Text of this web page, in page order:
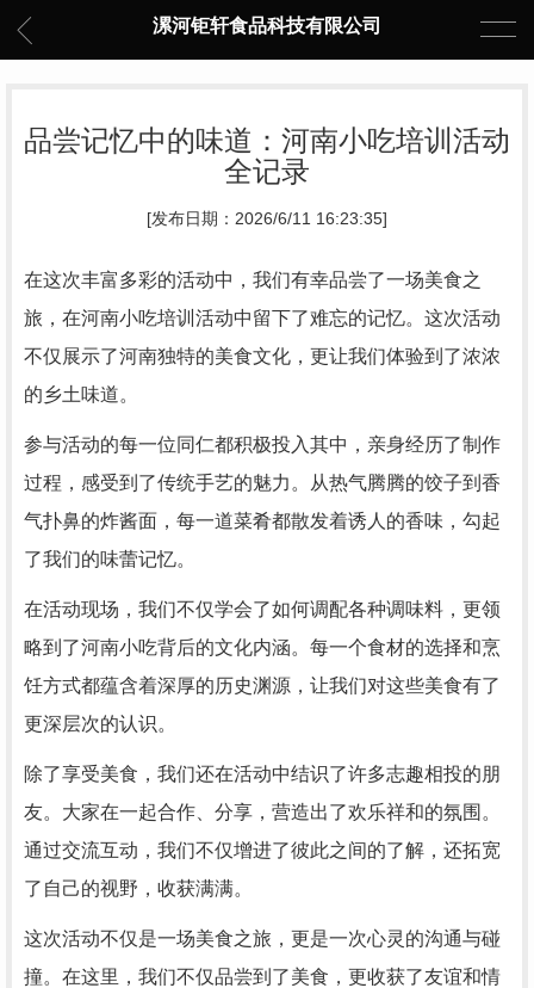
漯河钜轩食品科技有限公司
品尝记忆中的味道：河南小吃培训活动
全记录
[发布日期：2026/6/11 16:23:35]
在这次丰富多彩的活动中，我们有幸品尝了一场美食之
旅，在河南小吃培训活动中留下了难忘的记忆。这次活动
不仅展示了河南独特的美食文化，更让我们体验到了浓浓
的乡土味道。
参与活动的每一位同仁都积极投入其中，亲身经历了制作
过程，感受到了传统手艺的魅力。从热气腾腾的饺子到香
气扑鼻的炸酱面，每一道菜肴都散发着诱人的香味，勾起
了我们的味蕾记忆。
在活动现场，我们不仅学会了如何调配各种调味料，更领
略到了河南小吃背后的文化内涵。每一个食材的选择和烹
饪方式都蕴含着深厚的历史渊源，让我们对这些美食有了
更深层次的认识。
除了享受美食，我们还在活动中结识了许多志趣相投的朋
友。大家在一起合作、分享，营造出了欢乐祥和的氛围。
通过交流互动，我们不仅增进了彼此之间的了解，还拓宽
了自己的视野，收获满满。
这次活动不仅是一场美食之旅，更是一次心灵的沟通与碰
撞。在这里，我们不仅品尝到了美食，更收获了友谊和情